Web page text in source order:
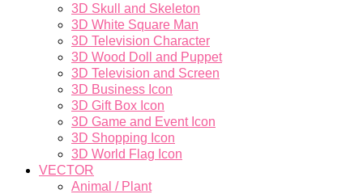
3D Skull and Skeleton
3D White Square Man
3D Television Character
3D Wood Doll and Puppet
3D Television and Screen
3D Business Icon
3D Gift Box Icon
3D Game and Event Icon
3D Shopping Icon
3D World Flag Icon
VECTOR
Animal / Plant